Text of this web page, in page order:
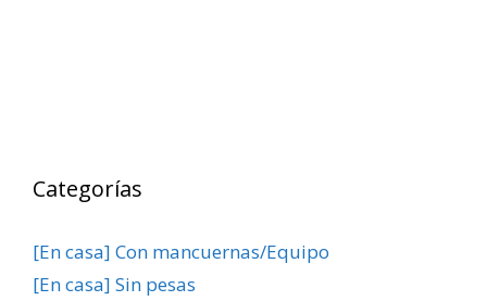
Categorías
[En casa] Con mancuernas/Equipo
[En casa] Sin pesas